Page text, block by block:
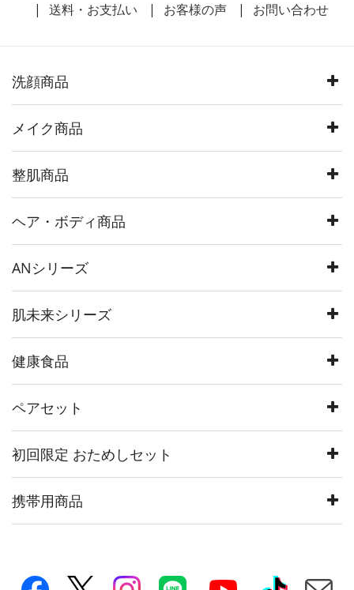
送料・お支払い
お客様の声 お問い合わせ
洗顔商品
メイク商品
整肌商品
ヘア・ボディ商品
ANシリーズ
肌未来シリーズ
健康食品
ペアセット
初回限定 おためしセット
携帯用商品